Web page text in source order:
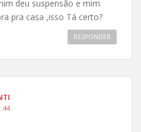
deu suspensão e mim
pra casa ,isso Tá certo?
RESPONDER